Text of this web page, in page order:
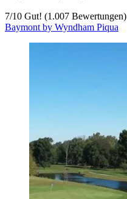
7/10 Gut! (1.007 Bewertungen)
Baymont by Wyndham Piqua